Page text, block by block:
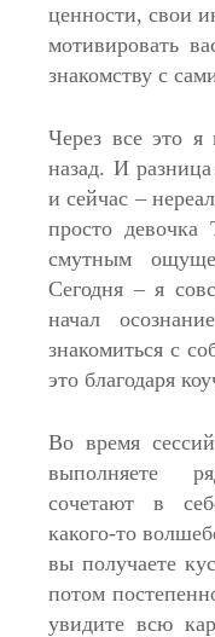
ценности, свои
мотивировать
знакомству с
Через все это
назад. И
и сейчас –
просто
смутным
Сегодня – я
начал
знакомиться с
это благодаря
Во время
выполняете
сочетают в
какого-то
вы получаете
потом
увидите всю